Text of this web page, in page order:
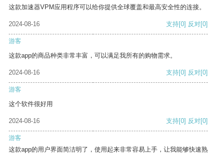
这款加速器VPM应用程序可以给你提供全球覆盖和最高安全性的连接。
2024-08-16 支持[0] 反对[0]
游客
这款app的商品种类非常丰富，可以满足我所有的购物需求。
2024-08-16 支持[0] 反对[0]
游客
这个软件很好用
2024-08-16 支持[0] 反对[0]
游客
这款app的用户界面简洁明了，使用起来非常容易上手，让我能够快速熟